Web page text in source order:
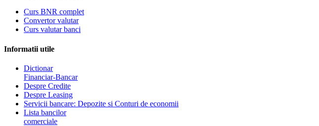
Curs BNR complet
Convertor valutar
Curs valutar banci
Informatii utile
Dictionar
Financiar-Bancar
Despre Credite
Despre Leasing
Servicii bancare: Depozite si Conturi de economii
Lista bancilor
comerciale